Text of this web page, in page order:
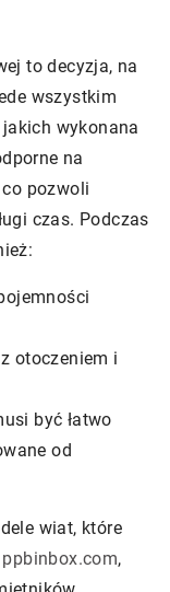
to decyzja, na
wszystkim
wykonana
na
pozwoli
czas. Podczas
otoczeniem i
być łatwo
od
wiat, które
ppbinbox.com,